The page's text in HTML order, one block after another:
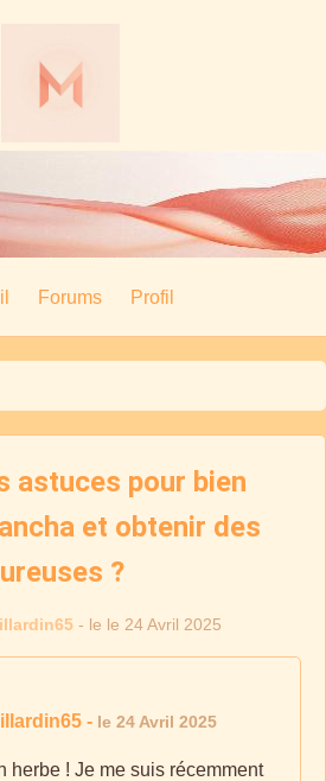
Forums Profil
astuces pour bien
et obtenir des
?
- le le 24 Avril 2025
- le 24 Avril 2025
herbe ! Je me suis récemment